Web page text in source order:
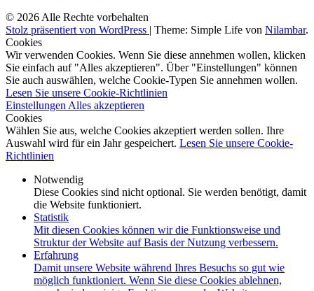
© 2026 Alle Rechte vorbehalten
Stolz präsentiert von WordPress | Theme: Simple Life von Nilambar.
Cookies
Wir verwenden Cookies. Wenn Sie diese annehmen wollen, klicken
Sie einfach auf "Alles akzeptieren". Über "Einstellungen" können
Sie auch auswählen, welche Cookie-Typen Sie annehmen wollen.
Lesen Sie unsere Cookie-Richtlinien
Einstellungen Alles akzeptieren
Cookies
Wählen Sie aus, welche Cookies akzeptiert werden sollen. Ihre
Auswahl wird für ein Jahr gespeichert. Lesen Sie unsere Cookie-
Richtlinien
Notwendig
Diese Cookies sind nicht optional. Sie werden benötigt, damit
die Website funktioniert.
Statistik
Mit diesen Cookies können wir die Funktionsweise und
Struktur der Website auf Basis der Nutzung verbessern.
Erfahrung
Damit unsere Website während Ihres Besuchs so gut wie
möglich funktioniert. Wenn Sie diese Cookies ablehnen,